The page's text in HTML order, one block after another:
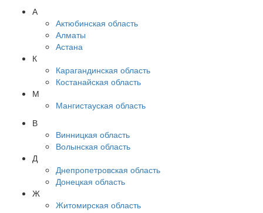
А
Актюбинская область
Алматы
Астана
К
Карагандинская область
Костанайская область
М
Мангистауская область
В
Винницкая область
Волынская область
Д
Днепропетровская область
Донецкая область
Ж
Житомирская область